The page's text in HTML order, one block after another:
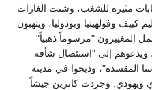
مثيرة للشغب، وشنت الغارات
وفولهينيا وبودوليا، وينهبون
ويقتلون اليهود. وفي 1768 حمل المغييرون "مرسوماً ذهبياً"
ويدعوهم إلى "استئصال شأفة
المقسدة"، وذبحوا في مدينة
ويهودي. وجردت كاترين جيشاً